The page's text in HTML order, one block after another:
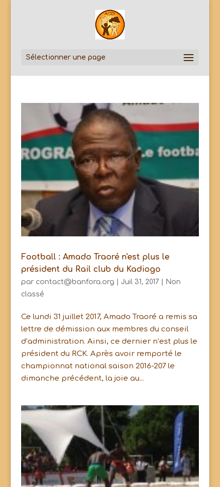
Sélectionner une page
Football : Amado Traoré n'est plus le
président du Rail club du Kadiogo
par contact@banfora.org Juil 31, 2017
Non
classé
Ce lundi 31 juillet 2017, Amado Traoré a remis sa
lettre de démission aux membres du conseil
d’administration. Ainsi, ce dernier n’est plus le
président du RCK. Après avoir remporté le
championnat national saison 2016-207 le
dimanche précédent, la joie au...